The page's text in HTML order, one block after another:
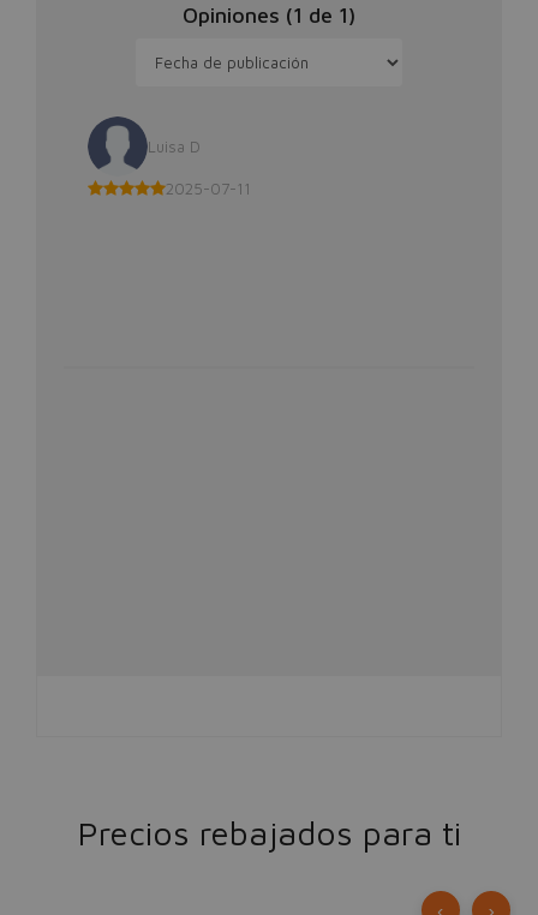
Opiniones (1 de 1)
Luisa D
2025-07-11
Precios rebajados para ti
‹ ›